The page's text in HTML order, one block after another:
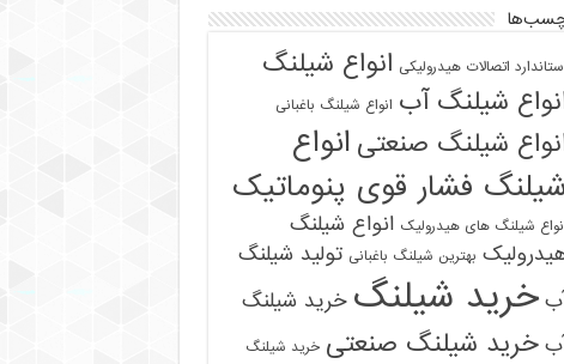
اتصالات هیدرولیکی انواع شیلنگ
شیلنگ آب انواع شیلنگ باغبانی
شیلنگ صنعتی انواع
شیلنگ فشار قوی پنوماتیک
شیلنگ های هیدرولیک انواع شیلنگ
بهترین شیلنگ باغبانی تولید شیلنگ
خرید شیلنگ خرید شیلنگ
خرید شیلنگ صنعتی خرید شیلنگ